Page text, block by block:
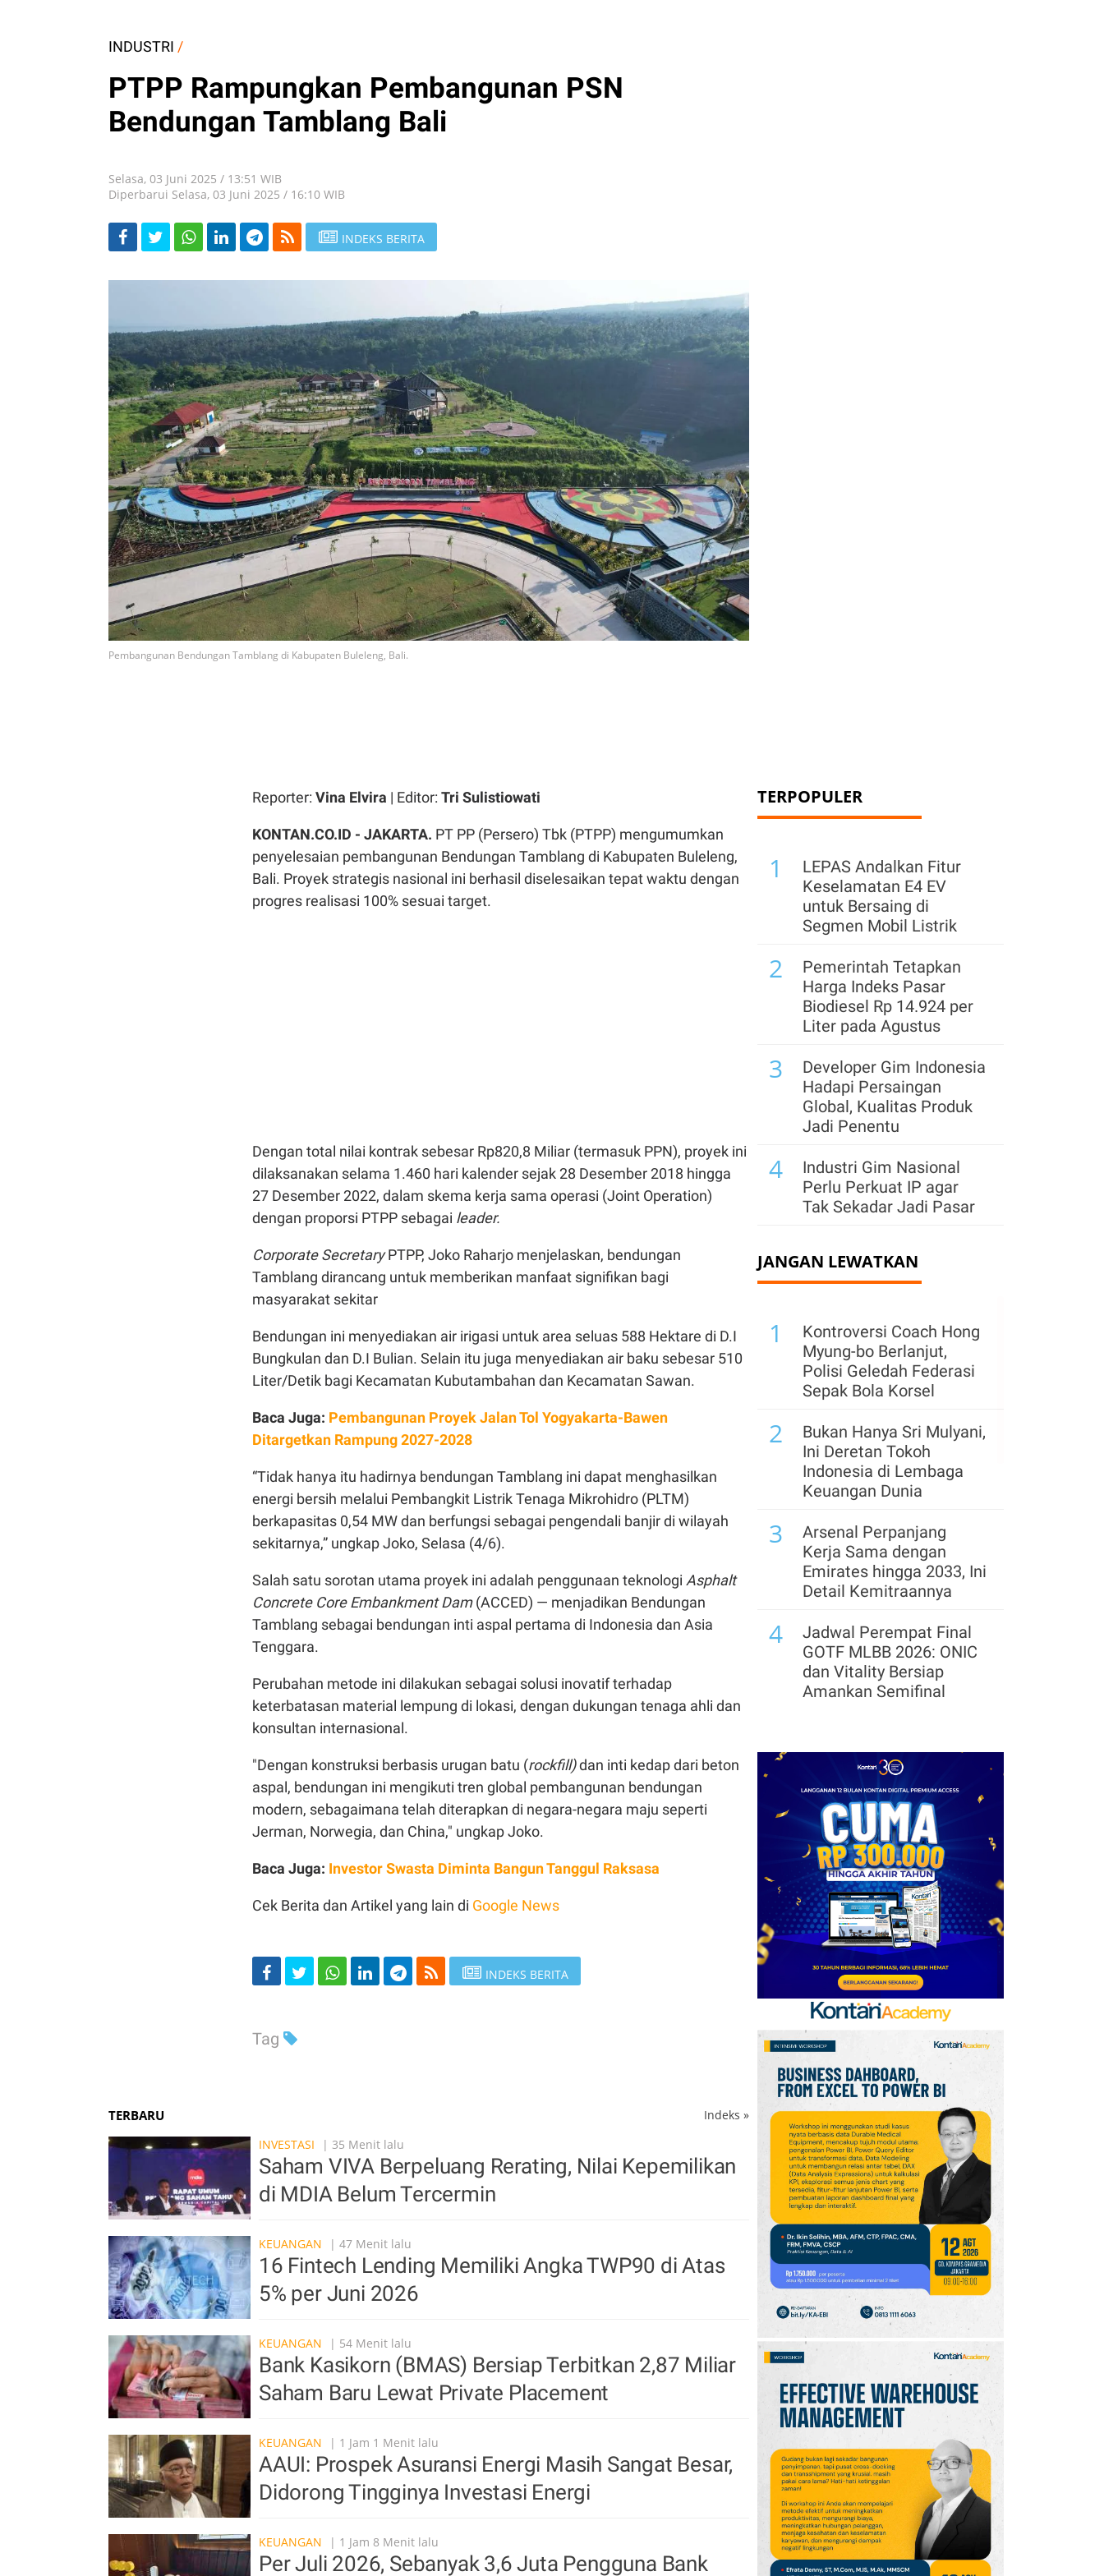
INDUSTRI /
PTPP Rampungkan Pembangunan PSN
Bendungan Tamblang Bali
Selasa, 03 Juni 2025 / 13:51 WIB
Diperbarui Selasa, 03 Juni 2025 / 16:10 WIB
INDEKS BERITA
Pembangunan Bendungan Tamblang di Kabupaten Buleleng, Bali.
Reporter: Vina Elvira | Editor: Tri Sulistiowati
KONTAN.CO.ID - JAKARTA. PT PP (Persero) Tbk (PTPP) mengumumkan
penyelesaian pembangunan Bendungan Tamblang di Kabupaten Buleleng,
Bali. Proyek strategis nasional ini berhasil diselesaikan tepat waktu dengan
progres realisasi 100% sesuai target.
Dengan total nilai kontrak sebesar Rp820,8 Miliar (termasuk PPN), proyek ini
dilaksanakan selama 1.460 hari kalender sejak 28 Desember 2018 hingga
27 Desember 2022, dalam skema kerja sama operasi (Joint Operation)
dengan proporsi PTPP sebagai leader.
Corporate SecretaryPTPP, Joko Raharjo menjelaskan, bendungan
Tamblang dirancang untuk memberikan manfaat signifikan bagi
masyarakat sekitar
Bendungan ini menyediakan air irigasi untuk area seluas 588 Hektare di D.I
Bungkulan dan D.I Bulian. Selain itu juga menyediakan air baku sebesar 510
Liter/Detik bagi Kecamatan Kubutambahan dan Kecamatan Sawan.
Baca Juga: Pembangunan Proyek Jalan Tol Yogyakarta-Bawen
Ditargetkan Rampung 2027-2028
“Tidak hanya itu hadirnya bendungan Tamblang ini dapat menghasilkan
energi bersih melalui Pembangkit Listrik Tenaga Mikrohidro (PLTM)
berkapasitas 0,54 MW dan berfungsi sebagai pengendali banjir di wilayah
sekitarnya,” ungkap Joko, Selasa (4/6).
Salah satu sorotan utama proyek ini adalah penggunaan teknologi Asphalt
Concrete Core Embankment Dam(ACCED) — menjadikan Bendungan
Tamblang sebagai bendungan inti aspal pertama di Indonesia dan Asia
Tenggara.
Perubahan metode ini dilakukan sebagai solusi inovatif terhadap
keterbatasan material lempung di lokasi, dengan dukungan tenaga ahli dan
konsultan internasional.
"Dengan konstruksi berbasis urugan batu (rockfill)dan inti kedap dari beton
aspal, bendungan ini mengikuti tren global pembangunan bendungan
modern, sebagaimana telah diterapkan di negara-negara maju seperti
Jerman, Norwegia, dan China," ungkap Joko.
Baca Juga: Investor Swasta Diminta Bangun Tanggul Raksasa
Cek Berita dan Artikel yang lain di Google News
INDEKS BERITA
Tag
TERBARU Indeks »
INVESTASI
| 35 Menit lalu
Saham VIVA Berpeluang Rerating, Nilai Kepemilikan
di MDIA Belum Tercermin
KEUANGAN | 47 Menit lalu
16 Fintech Lending Memiliki Angka TWP90 di Atas
5% per Juni 2026
KEUANGAN | 54 Menit lalu
Bank Kasikorn (BMAS) Bersiap Terbitkan 2,87 Miliar
Saham Baru Lewat Private Placement
KEUANGAN | 1 Jam 1 Menit lalu
AAUI: Prospek Asuransi Energi Masih Sangat Besar,
Didorong Tingginya Investasi Energi
KEUANGAN | 1 Jam 8 Menit lalu
Per Juli 2026, Sebanyak 3,6 Juta Pengguna Bank
TERPOPULER
1
LEPAS Andalkan Fitur
Keselamatan E4 EV
untuk Bersaing di
Segmen Mobil Listrik
2
Pemerintah Tetapkan
Harga Indeks Pasar
Biodiesel Rp 14.924 per
Liter pada Agustus
3
Developer Gim Indonesia
Hadapi Persaingan
Global, Kualitas Produk
Jadi Penentu
4
Industri Gim Nasional
Perlu Perkuat IP agar
Tak Sekadar Jadi Pasar
JANGAN LEWATKAN
1
Kontroversi Coach Hong
Myung-bo Berlanjut,
Polisi Geledah Federasi
Sepak Bola Korsel
2
Bukan Hanya Sri Mulyani,
Ini Deretan Tokoh
Indonesia di Lembaga
Keuangan Dunia
3
Arsenal Perpanjang
Kerja Sama dengan
Emirates hingga 2033, Ini
Detail Kemitraannya
4
Jadwal Perempat Final
GOTF MLBB 2026: ONIC
dan Vitality Bersiap
Amankan Semifinal
Treasuri 9,63 Miliar, Cek
Profil Emiten DSSA
hingga Kinerjanya
Cek Kode Redeem EA FC
Mobile Update 7 Agustus
2026: Klaim Ribuan
Gems Gratis!
7
FIFA Akhirnya Cairkan
Hadiah Timnas Yordania
yang Tertunda 8 Bulan
Promo Alfamart Murah
Banget 7–13 Agustus
2026, Sunlight hingga
Bebelac Diskon
9
Promo JSM Alfamart 7–
9 Agustus 2026, Minyak
Goreng 2 Liter Mulai
Rp41.500
10 Klasemen Grup A Piala
AFF 2026: Ini Skenario
Indonesia Lolos ke
Semifinal